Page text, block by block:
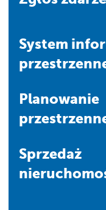
system informacji
Planowanie
Sprzedaż